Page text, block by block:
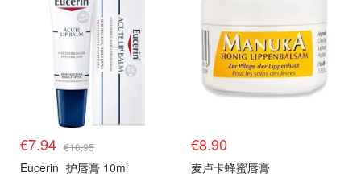
€7.94 €10.95
Eucerin 护唇膏 10ml
€8.90
麦卢卡蜂蜜唇膏